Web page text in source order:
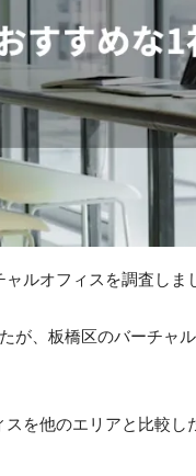
ルオフィスを調査しま
が、板橋区のバーチャ
を他のエリアと比較し